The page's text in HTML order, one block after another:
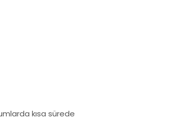
kısa sürede